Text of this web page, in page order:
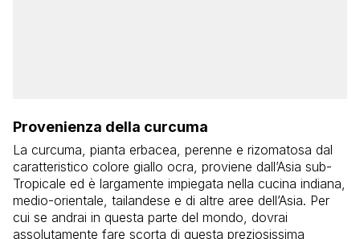
Provenienza della curcuma
La curcuma, pianta erbacea, perenne e rizomatosa dal
caratteristico colore giallo ocra, proviene dall’Asia sub-
Tropicale ed è largamente impiegata nella cucina indiana,
medio-orientale, tailandese e di altre aree dell’Asia. Per
cui se andrai in questa parte del mondo, dovrai
assolutamente fare scorta di questa preziosissima